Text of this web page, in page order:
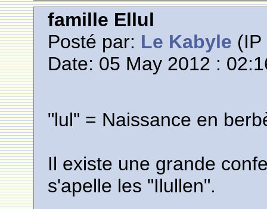
famille Ellul
Posté par: Le Kabyle
Date: 05 May 2012 :
"lul" = Naissance en
Il existe une grande
s'apelle les "Ilullen".